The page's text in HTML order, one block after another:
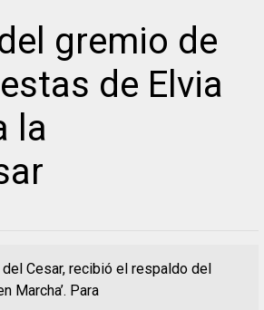
gremio de
de Elvia
la
del Cesar, recibió el respaldo del
Marcha’. Para